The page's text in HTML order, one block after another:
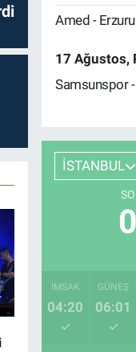
Amed -
17 Ağustos,
Samsunspor
İSTANBUL
İMSAK
04:20
GÜNEŞ
06:01